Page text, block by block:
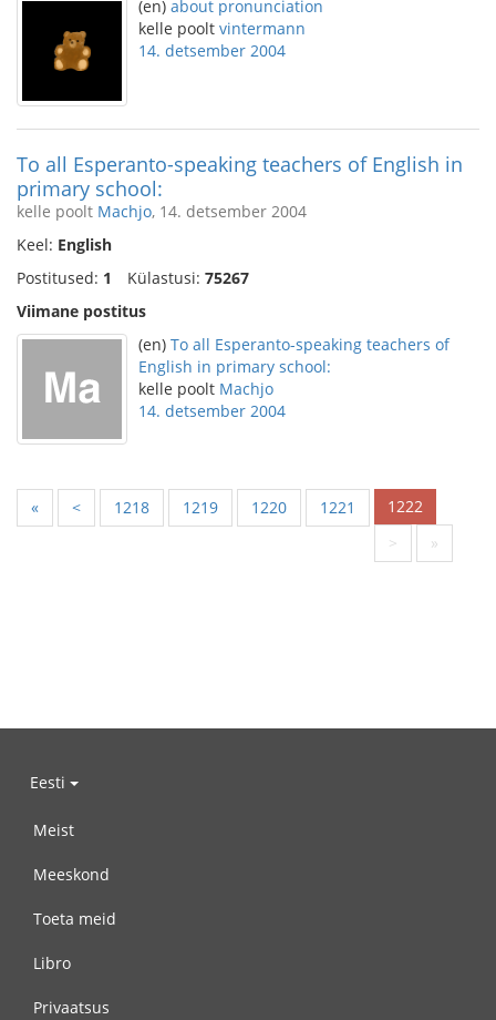
(en) about pronunciation
kelle poolt vintermann
14. detsember 2004
To all Esperanto-speaking teachers of English in
primary school:
kelle poolt Machjo, 14. detsember 2004
Keel: English
Postitused: 1 Külastusi: 75267
Viimane postitus
(en) To all Esperanto-speaking teachers of
English in primary school:
kelle poolt Machjo
14. detsember 2004
« < 1218 1219 1220 1221
1222
>
»
Eesti
Meist
Meeskond
Toeta meid
Libro
Privaatsus